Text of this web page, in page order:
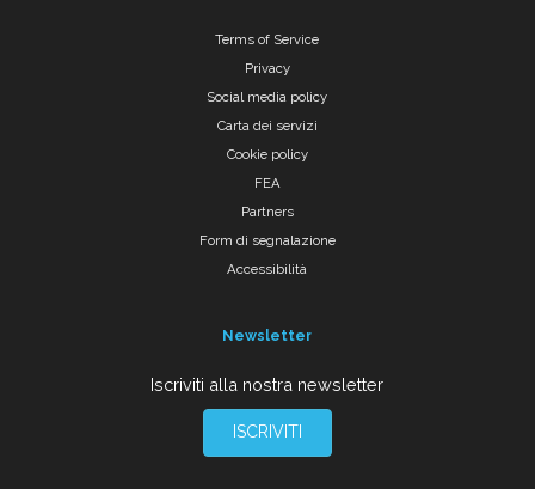
Terms of Service
Privacy
Social media policy
Carta dei servizi
Cookie policy
FEA
Partners
Form di segnalazione
Accessibilità
Newsletter
Iscriviti alla nostra newsletter
ISCRIVITI